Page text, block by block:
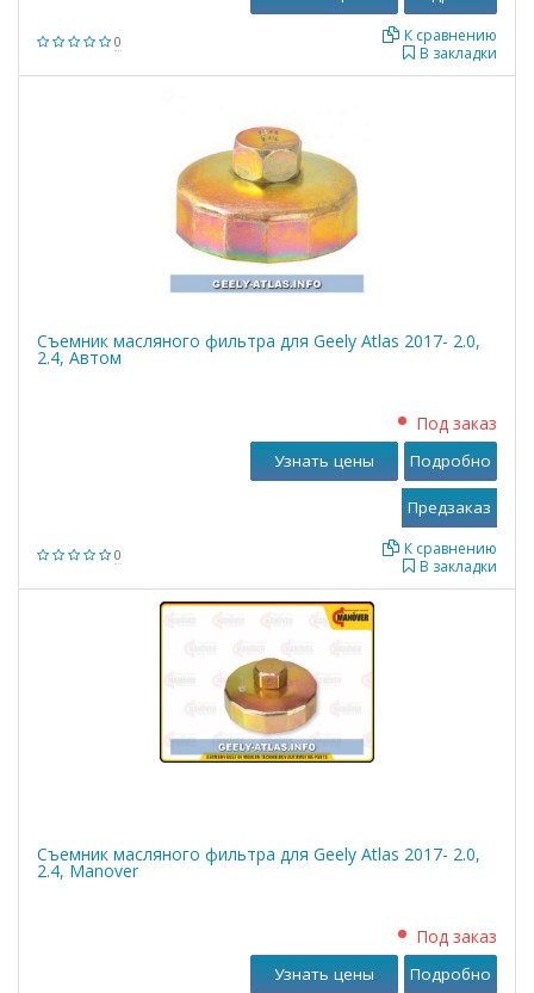
0
В закладки
К сравнению
Съемник масляного фильтра для Geely Atlas 2017- 2.0,
2.4, Автом
0
Под заказ
В закладки
К сравнению
Узнать цены Подробно
Съемник масляного фильтра для Geely Atlas 2017- 2.0,
2.4, Manover
Под заказ
Узнать цены Подробно